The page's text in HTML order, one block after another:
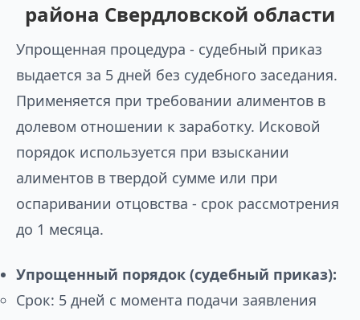
района Свердловской области
Упрощенная процедура - судебный приказ
выдается за 5 дней без судебного заседания.
Применяется при требовании алиментов в
долевом отношении к заработку. Исковой
порядок используется при взыскании
алиментов в твердой сумме или при
оспаривании отцовства - срок рассмотрения
до 1 месяца.
Упрощенный порядок (судебный приказ):
Срок: 5 дней с момента подачи заявления